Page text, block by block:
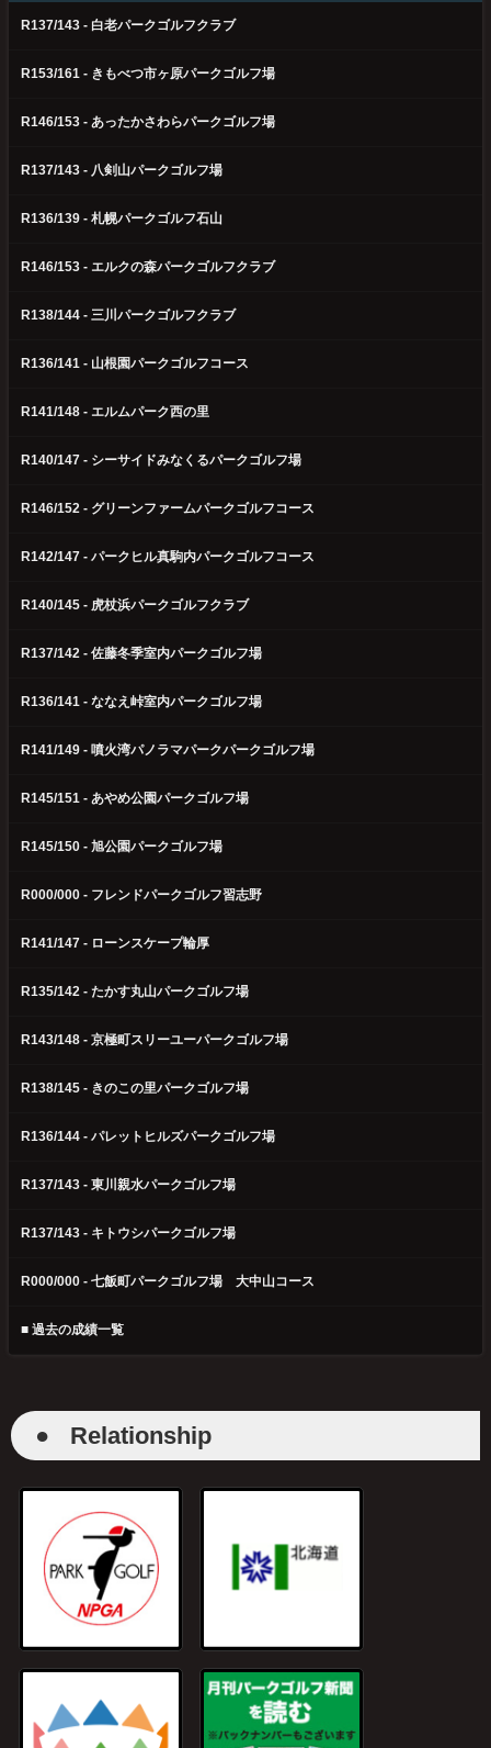
R137/143 - 白老パークゴルフクラブ
R153/161 - きもべつ市ヶ原パークゴルフ場
R146/153 - あったかさわらパークゴルフ場
R137/143 - 八剣山パークゴルフ場
R136/139 - 札幌パークゴルフ石山
R146/153 - エルクの森パークゴルフクラブ
R138/144 - 三川パークゴルフクラブ
R136/141 - 山根園パークゴルフコース
R141/148 - エルムパーク西の里
R140/147 - シーサイドみなくるパークゴルフ場
R146/152 - グリーンファームパークゴルフコース
R142/147 - パークヒル真駒内パークゴルフコース
R140/145 - 虎杖浜パークゴルフクラブ
R137/142 - 佐藤冬季室内パークゴルフ場
R136/141 - ななえ峠室内パークゴルフ場
R141/149 - 噴火湾パノラマパークパークゴルフ場
R145/151 - あやめ公園パークゴルフ場
R145/150 - 旭公園パークゴルフ場
R000/000 - フレンドパークゴルフ習志野
R141/147 - ローンスケープ輪厚
R135/142 - たかす丸山パークゴルフ場
R143/148 - 京極町スリーユーパークゴルフ場
R138/145 - きのこの里パークゴルフ場
R136/144 - パレットヒルズパークゴルフ場
R137/143 - 東川親水パークゴルフ場
R137/143 - キトウシパークゴルフ場
R000/000 - 七飯町パークゴルフ場 大中山コース
■ 過去の成績一覧
● Relationship